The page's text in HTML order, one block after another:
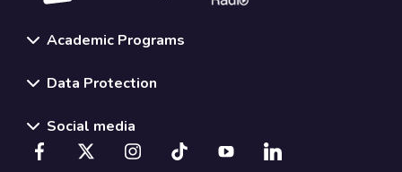
Academic Programs
Data Protection
Social media